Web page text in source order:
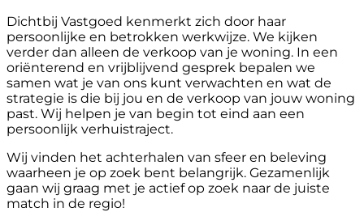
Dichtbij Vastgoed kenmerkt zich door haar
persoonlijke en betrokken werkwijze. We kijken
verder dan alleen de verkoop van je woning. In een
oriënterend en vrijblijvend gesprek bepalen we
samen wat je van ons kunt verwachten en wat de
strategie is die bij jou en de verkoop van jouw woning
past. Wij helpen je van begin tot eind aan een
persoonlijk verhuistraject.
Wij vinden het achterhalen van sfeer en beleving
waarheen je op zoek bent belangrijk. Gezamenlijk
gaan wij graag met je actief op zoek naar de juiste
match in de regio!